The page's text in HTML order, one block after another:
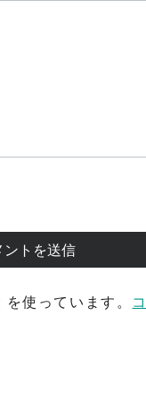
使っています。